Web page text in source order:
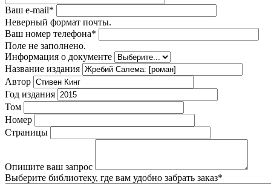
Ваш e-mail*
Неверный формат почты.
Ваш номер телефона*
Поле не заполнено.
Информация о документе
Название издания
Автор
Год издания
Том
Номер
Страницы
Опишите ваш запрос
Выберите библиотеку, где вам удобно забрать заказ*